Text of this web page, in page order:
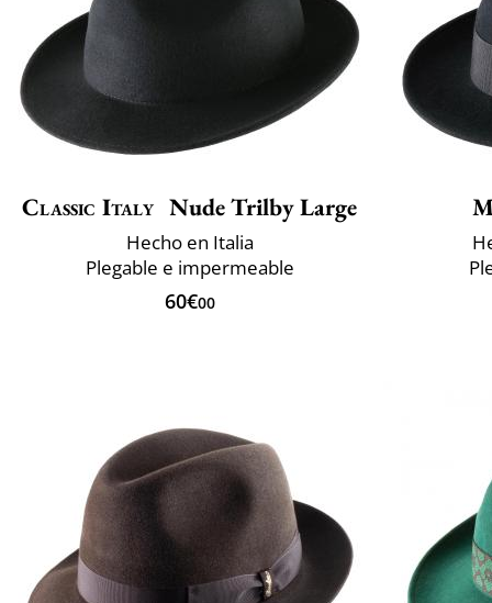
Classic Italy Nude Trilby Large
Hecho en Italia
Plegable e impermeable
60€00